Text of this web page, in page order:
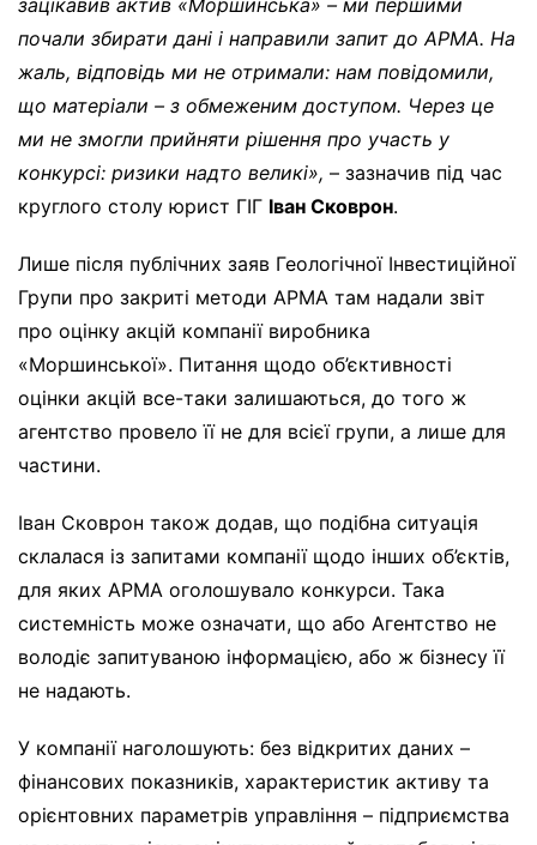
почали збирати дані і направили запит до АРМА. На
жаль, відповідь ми не отримали: нам повідомили,
що матеріали – з обмеженим доступом. Через це
ми не змогли прийняти рішення про участь у
конкурсі: ризики надто великі», – зазначив під час
круглого столу юрист ГІГ Іван Сковрон.
Лише після публічних заяв Геологічної Інвестиційної
Групи про закриті методи АРМА там надали звіт
про оцінку акцій компанії виробника
«Моршинської». Питання щодо об’єктивності
оцінки акцій все-таки залишаються, до того ж
агентство провело її не для всієї групи, а лише для
частини.
Іван Сковрон також додав, що подібна ситуація
склалася із запитами компанії щодо інших об’єктів,
для яких АРМА оголошувало конкурси. Така
системність може означати, що або Агентство не
володіє запитуваною інформацією, або ж бізнесу її
не надають.
У компанії наголошують: без відкритих даних –
фінансових показників, характеристик активу та
орієнтовних параметрів управління – підприємства